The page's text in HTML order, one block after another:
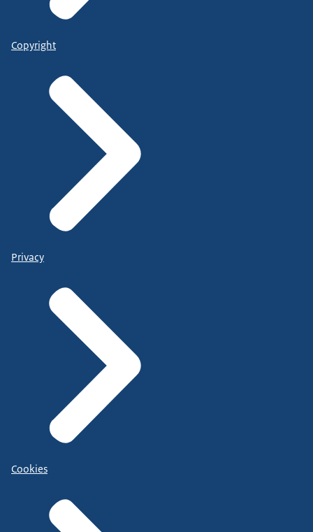
Copyright
Privacy
Cookies